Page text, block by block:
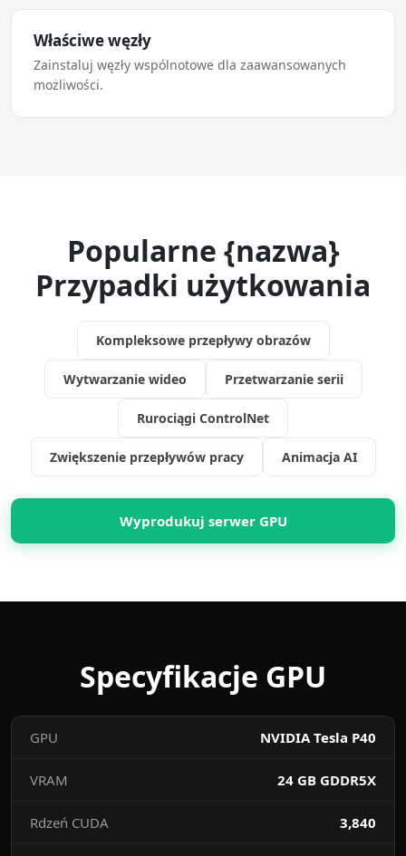
Właściwe węzły
Zainstaluj węzły wspólnotowe dla zaawansowanych
możliwości.
Popularne {nazwa}
Przypadki użytkowania
Kompleksowe przepływy obrazów
Wytwarzanie wideo Przetwarzanie serii
Rurociągi ControlNet
Zwiększenie przepływów pracy Animacja AI
Wyprodukuj serwer GPU
Specyfikacje GPU
GPU NVIDIA Tesla P40
VRAM 24 GB GDDR5X
Rdzeń CUDA 3,840